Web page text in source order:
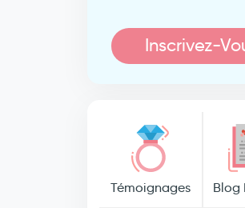
Inscrivez-
Témoignages Blog